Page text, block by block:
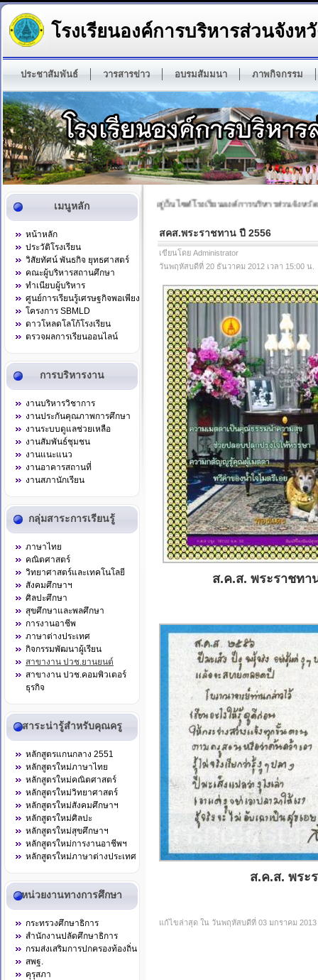
โรงเรียนองค์การบริหารส่วนจัง
ประชาสัมพันธ์ วารสารข่าว อบรมสัมมนา ภาพกิจกรรม
เมนูหลัก
หน้าหลัก
ประวัติโรงเรียน
วิสัยทัศน์ พันธกิจ ยุทธศาสตร์
คณะผู้บริหารสถานศึกษา
ทำเนียบผู้บริหาร
ศูนย์การเรียนรู้เศรษฐกิจพอเพียง
โครงการ SBMLD
ดาวโหลดโลโก้โรงเรียน
ตรวจผลการเรียนออนไลน์
การบริหารงาน
งานบริหารวิชาการ
งานประกันคุณภาพการศึกษา
งานระบบดูแลช่วยเหลือ
งานสัมพันธ์ชุมชน
งานแนะแนว
งานอาคารสถานที่
งานสภานักเรียน
กลุ่มสาระการเรียนรู้
ภาษาไทย
คณิตศาสตร์
วิทยาศาสตร์และเทคโนโลยี
สังคมศึกษาฯ
ศิลปะศึกษา
สุขศึกษาและพลศึกษา
การงานอาชีพ
ภาษาต่างประเทศ
กิจกรรมพัฒนาผู้เรียน
สาขางาน ปวช.ยานยนต์
สาขางาน ปวช.คอมพิวเตอร์
ธุรกิจ
สาระน่ารู้สำหรับคุณครู
หลักสูตรแกนกลาง 2551
หลักสูตรใหม่ภาษาไทย
หลักสูตรใหม่คณิตศาสตร์
หลักสูตรใหม่วิทยาศาสตร์
หลักสูตรใหม่สังคมศึกษาฯ
หลักสูตรใหม่ศิลปะ
หลักสูตรใหม่สุขศึกษาฯ
หลักสูตรใหม่การงานอาชีพฯ
หลักสูตรใหม่ภาษาต่างประเทศ
หน่วยงานทางการศึกษา
กระทรวงศึกษาธิการ
สำนักงานปลัดศึกษาธิการ
กรมส่งเสริมการปกครองท้องถิ่น
สพฐ.
คุรุสภา
ยินดีต้อนรับเข้าสู่เว็บไซต์โรงเรียนองค์การบริหารส่วนจังห
สคส.พระราชทาน ปี 2556
เขียนโดย Administrator
วันพฤหัสบดีที่ 20 ธันวาคม 2012 เวลา 15:00 น.
ส.ค.ส. พระราชทา
ส.ค.ส. พระ
แก้ไขล่าสุด ใน วันพฤหัสบดีที่ 03 มกราคม 2013